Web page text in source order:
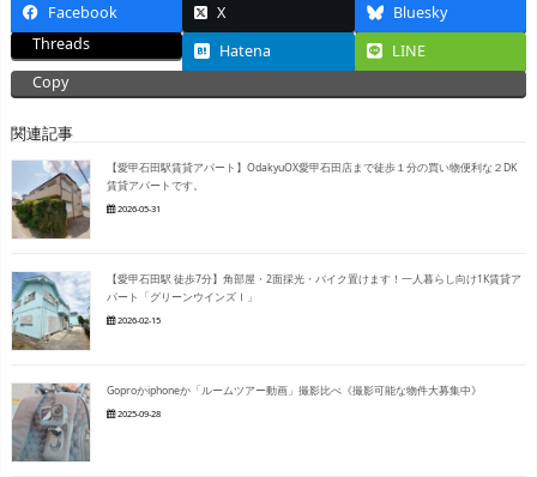
Facebook X
Bluesky
Threads
Hatena
LINE
Copy
関連記事
【愛甲石田駅賃貸アパート】OdakyuOX愛甲石田店まで徒歩１分の買い物便利な２DK
賃貸アパートです。
2026-05-31
【愛甲石田駅 徒歩7分】角部屋・2面採光・バイク置けます！一人暮らし向け1K賃貸ア
パート「グリーンウインズⅠ」
2026-02-15
Goproかiphoneか「ルームツアー動画」撮影比べ《撮影可能な物件大募集中》
2025-09-28